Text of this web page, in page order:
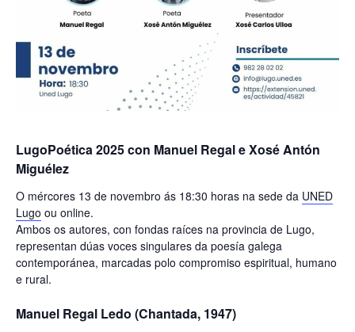
LugoPoética 2025 con Manuel Regal e Xosé Antón
Miguélez
O mércores 13 de novembro ás 18:30 horas na sede da UNED
Lugo ou online.
Ambos os autores, con fondas raíces na provincia de Lugo,
representan dúas voces singulares da poesía galega
contemporánea, marcadas polo compromiso espiritual, humano
e rural.
Manuel Regal Ledo (Chantada, 1947)